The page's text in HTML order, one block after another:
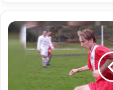
RETRO
ARHIVA
Jure